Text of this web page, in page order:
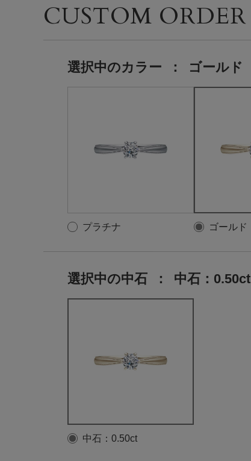
CUSTOM ORDER
選択中のカラー ： ゴールド
プラチナ ゴールド
選択中の中石 ： 中石：0.50ct
中石：0.50ct